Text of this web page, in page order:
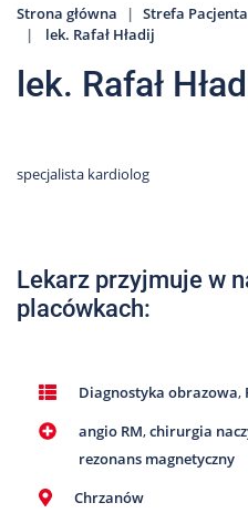
O
nas
Marki
AHP
o
Nas
Galeria
Strona główna Strefa Pacjenta
lek. Rafał Hładij
lek. Rafał
specjalista kardiolog
Lekarz przyjmuje w
placówkach:
Diagnostyka obrazowa,
angio RM,chirurgia
rezonans magnetyczny
Chrzanów